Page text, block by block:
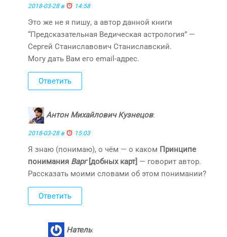
2018-03-28 в 14:58
Это же не я пишу, а автор данной книги
“Предсказательная Ведическая астрология” —
Сергей Станиславович Станиславский.
Могу дать Вам его email-адрес.
Ответить
Антон Михайлович Кузнецов:
2018-03-28 в 15:03
Я знаю (понимаю), о чём — о каком Принципе
понимания Варг[добных карт] — говорит автор.
Рассказать моими словами об этом понимании?
Ответить
Натель: